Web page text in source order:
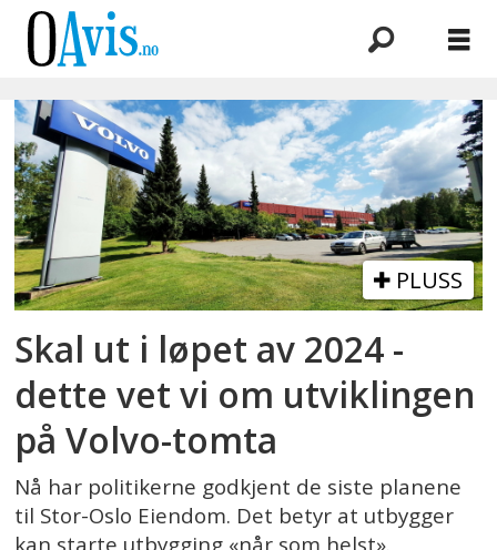
Emne:
volvotomta
PLUSS
Skal ut i løpet av 2024 -
dette vet vi om utviklingen
på Volvo-tomta
Nå har politikerne godkjent de siste planene
til Stor-Oslo Eiendom. Det betyr at utbygger
kan starte utbygging «når som helst».